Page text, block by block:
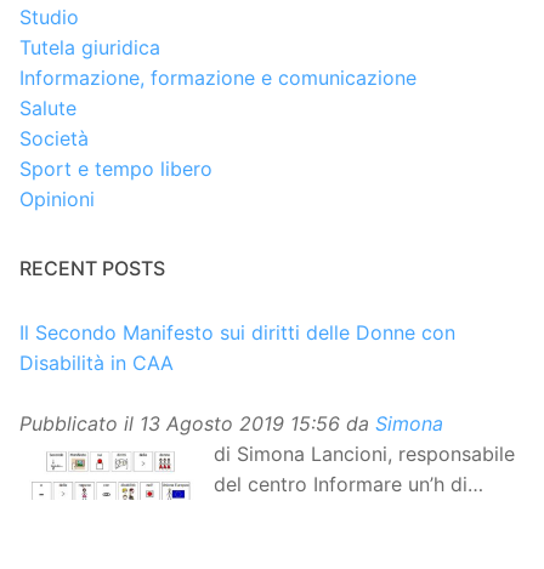
Studio
Tutela giuridica
Informazione, formazione e comunicazione
Salute
Società
Sport e tempo libero
Opinioni
RECENT POSTS
Il Secondo Manifesto sui diritti delle Donne con
Disabilità in CAA
Pubblicato il 13 Agosto 2019 15:56 da Simona
di Simona Lancioni, responsabile
del centro Informare un’h di